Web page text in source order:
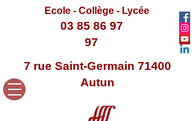
Ecole - Collège - Lycée
03 85 86 97
97
7 rue Saint-Germain 71400
Autun